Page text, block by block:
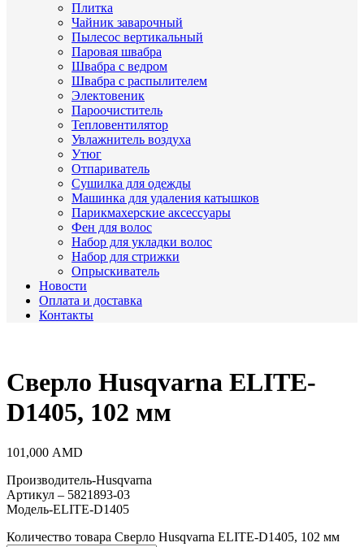
Плитка
Чайник заварочный
Пылесос вертикальный
Паровая швабра
Швабра с ведром
Швабра с распылителем
Электовеник
Пароочиститель
Тепловентилятор
Увлажнитель воздуха
Утюг
Отпариватель
Сушилка для одежды
Машинка для удаления катышков
Парикмахерские аксессуары
Фен для волос
Набор для укладки волос
Набор для стрижки
Опрыскиватель
Новости
Оплата и доставка
Контакты
Сверло Husqvarna ELITE-
D1405, 102 мм
101,000 AMD
Производитель-Husqvarna
Артикул – 5821893-03
Модель-ELITE-D1405
Количество товара Сверло Husqvarna ELITE-D1405, 102 мм